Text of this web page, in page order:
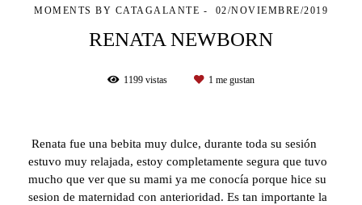
MOMENTS BY CATAGALANTE
02/NOVIEMBRE/2019
RENATA NEWBORN
1199 vistas 1 me gustan
Renata fue una bebita muy dulce, durante toda su sesión
estuvo muy relajada, estoy completamente segura que tuvo
mucho que ver que su mami ya me conocía porque hice su
sesion de maternidad con anterioridad. Es tan importante la